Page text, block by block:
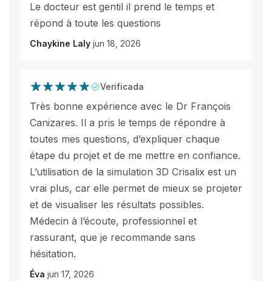
Le docteur est gentil il prend le temps et
répond à toute les questions
Chaykine Laly jun 18, 2026
Verificada
Très bonne expérience avec le Dr François
Canizares. Il a pris le temps de répondre à
toutes mes questions, d’expliquer chaque
étape du projet et de me mettre en confiance.
L’utilisation de la simulation 3D Crisalix est un
vrai plus, car elle permet de mieux se projeter
et de visualiser les résultats possibles.
Médecin à l’écoute, professionnel et
rassurant, que je recommande sans
hésitation.
Éva jun 17, 2026